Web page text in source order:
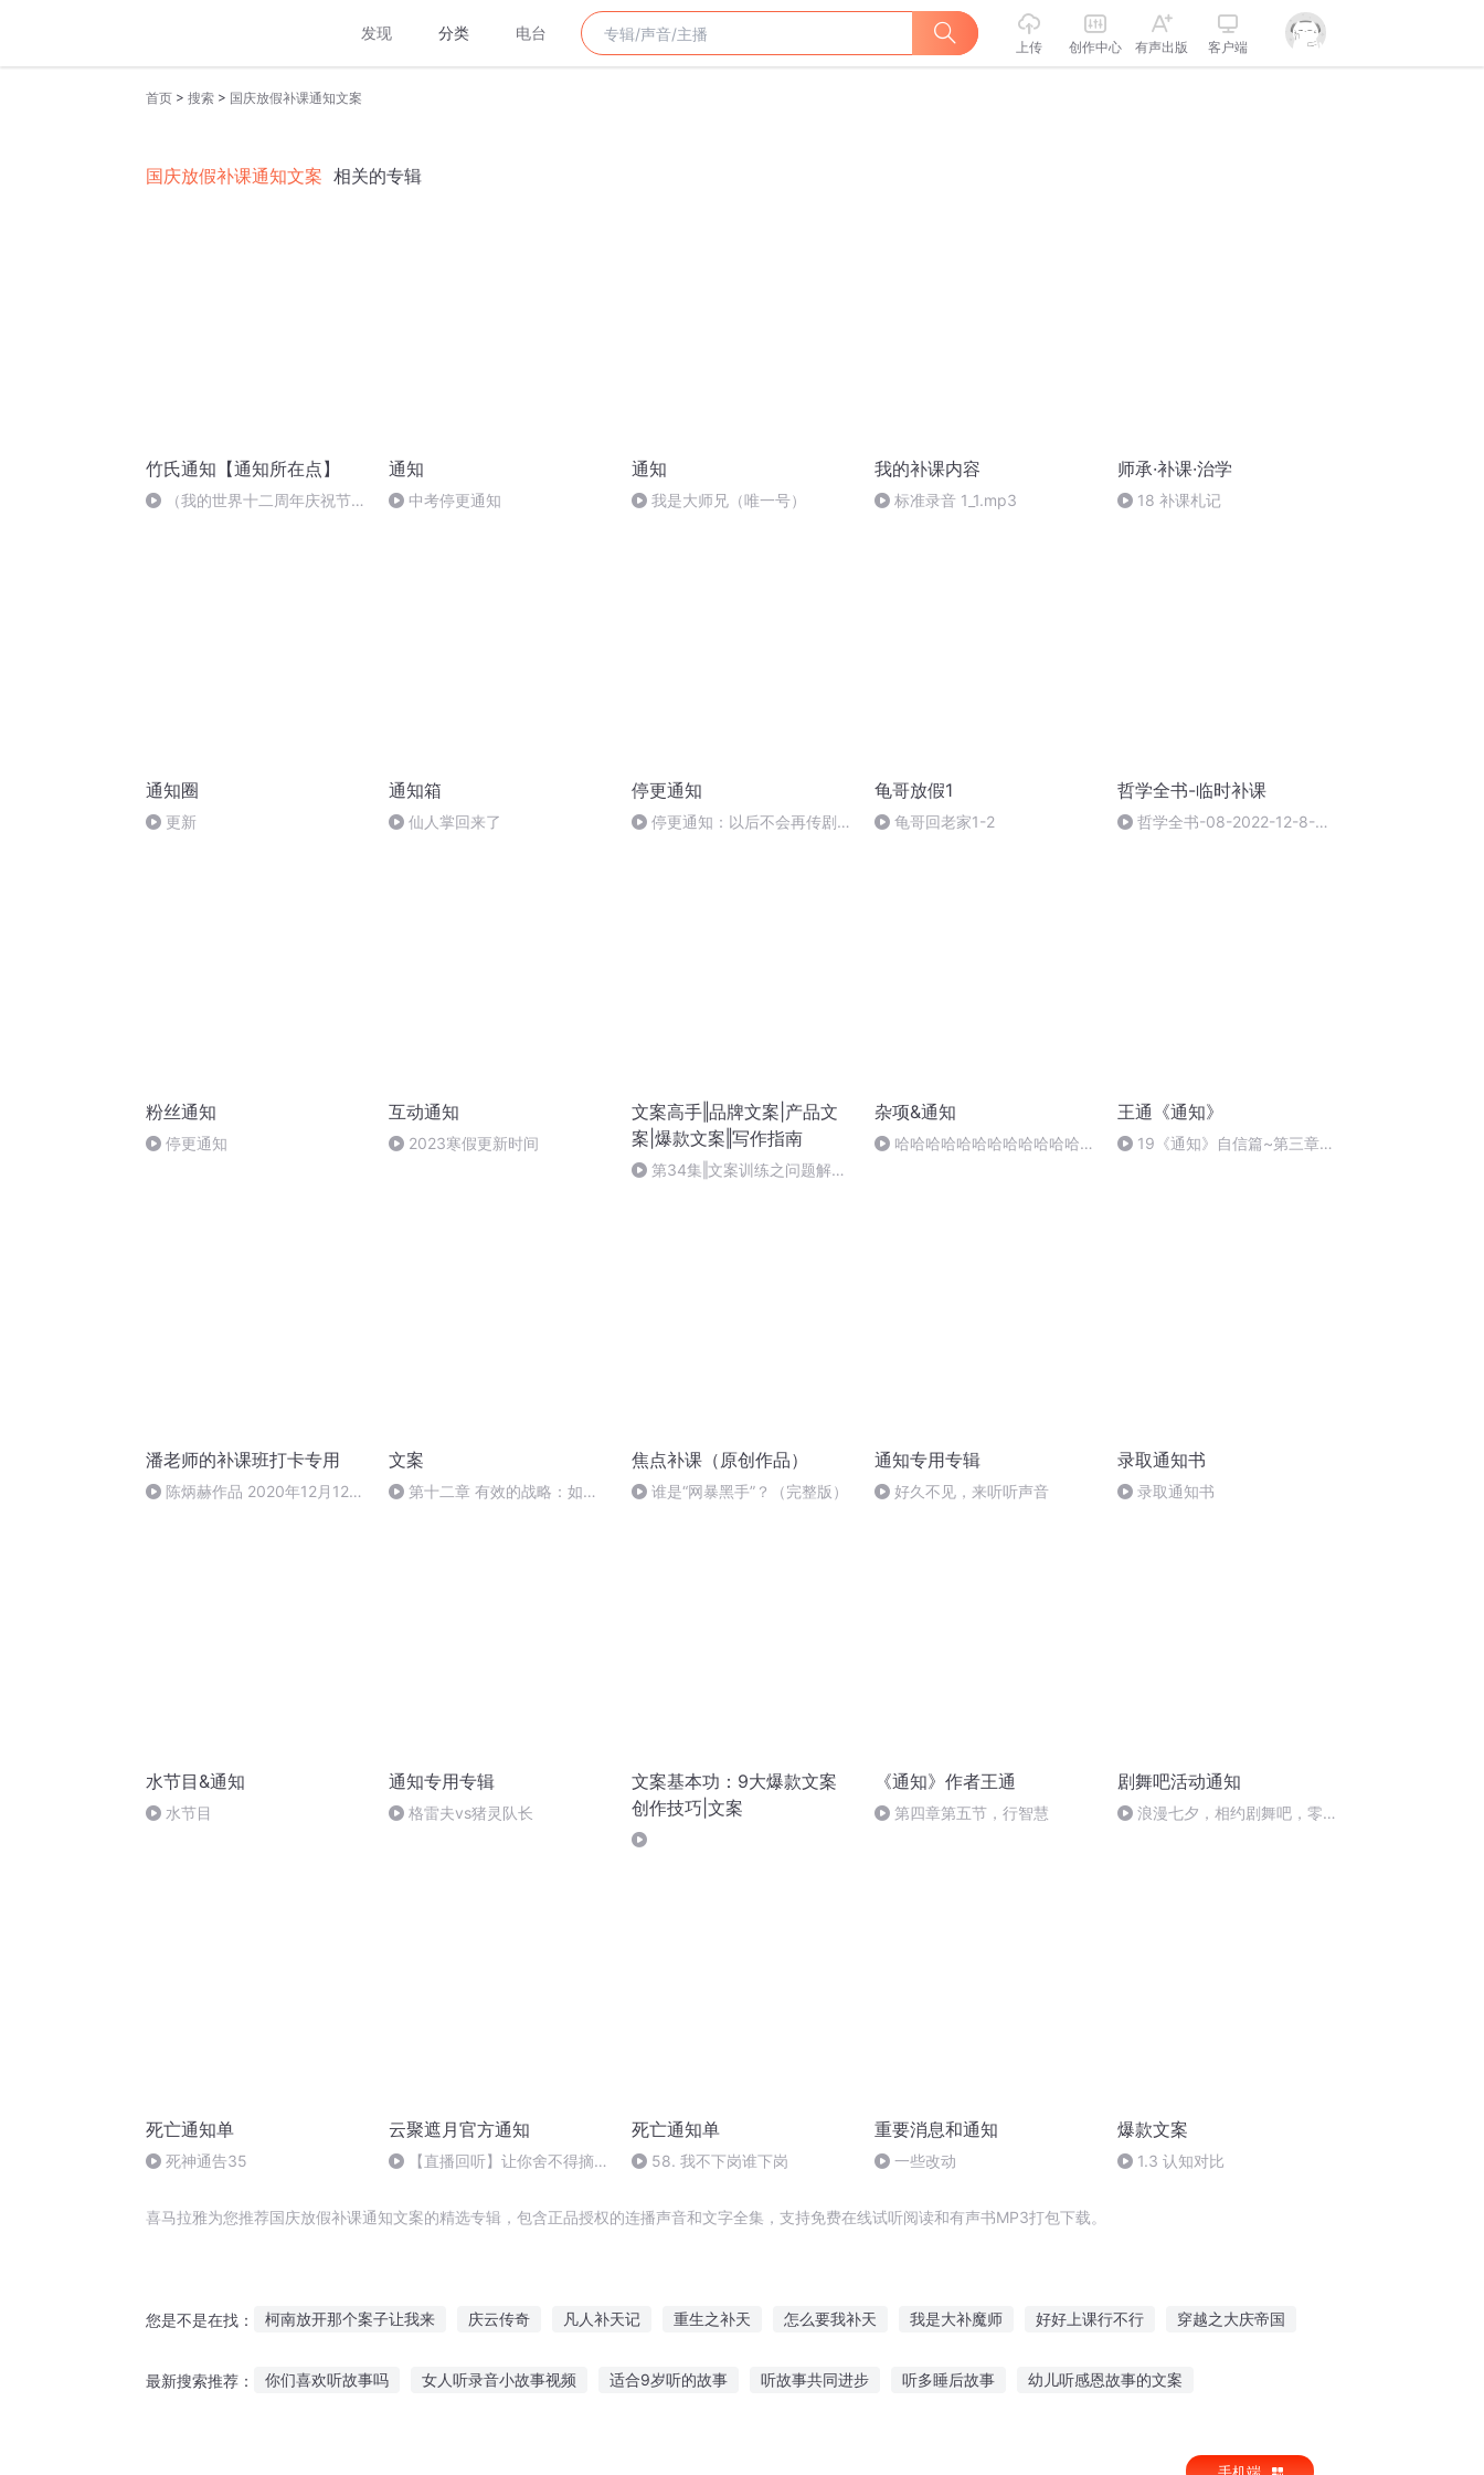
发现 分类 电台
上传 创作中心 有声出版 客户端
首页 > 搜索 > 国庆放假补课通知文案
国庆放假补课通知文案 相关的专辑
竹氏通知【通知所在点】
（我的世界十二周年庆祝节
通知
中考停更通知
通知
我是大师兄（唯一号）
我的补课内容
标准录音 1_1.mp3
师承·补课·治学
18 补课札记
通知圈
更新
通知箱
仙人掌回来了
停更通知
停更通知：以后不会再传剧
龟哥放假1
龟哥回老家1-2
哲学全书-临时补课
哲学全书-08-2022-12-8-第
粉丝通知
停更通知
互动通知
2023寒假更新时间
文案高手‖品牌文案|产品文
案|爆款文案‖写作指南
第34集‖文案训练之问题解决
杂项&通知
哈哈哈哈哈哈哈哈哈哈哈哈哈
王通《通知》
19《通知》自信篇~第三章提
潘老师的补课班打卡专用
陈炳赫作品 2020年12月12日
文案
第十二章 有效的战略：如何
焦点补课（原创作品）
谁是“网暴黑手”？（完整版）
通知专用专辑
好久不见，来听听声音
录取通知书
录取通知书
水节目&通知
水节目
通知专用专辑
格雷夫vs猪灵队长
文案基本功：9大爆款文案
创作技巧|文案
《通知》作者王通
第四章第五节，行智慧
剧舞吧活动通知
浪漫七夕，相约剧舞吧，零距
死亡通知单
死神通告35
云聚遮月官方通知
【直播回听】让你舍不得摘耳
死亡通知单
58. 我不下岗谁下岗
重要消息和通知
一些改动
爆款文案
1.3 认知对比
喜马拉雅为您推荐国庆放假补课通知文案的精选专辑，包含正品授权的连播声音和文字全集，支持免费在线试听阅读和有声书MP3打包下载。
您是不是在找： 柯南放开那个案子让我来 庆云传奇 凡人补天记 重生之补天 怎么要我补天 我是大补魔师 好好上课行不行 穿越之大庆帝国
最新搜索推荐： 你们喜欢听故事吗 女人听录音小故事视频 适合9岁听的故事 听故事共同进步 听多睡后故事 幼儿听感恩故事的文案